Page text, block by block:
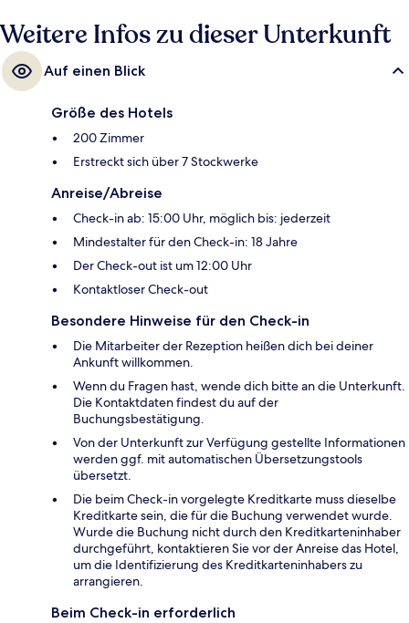
Weitere Infos zu dieser Unterkunft
Auf einen Blick
Größe des Hotels
200 Zimmer
Erstreckt sich über 7 Stockwerke
Anreise/Abreise
Check-in ab: 15:00 Uhr, möglich bis: jederzeit
Mindestalter für den Check-in: 18 Jahre
Der Check-out ist um 12:00 Uhr
Kontaktloser Check-out
Besondere Hinweise für den Check-in
Die Mitarbeiter der Rezeption heißen dich bei deiner
Ankunft willkommen.
Wenn du Fragen hast, wende dich bitte an die Unterkunft.
Die Kontaktdaten findest du auf der
Buchungsbestätigung.
Von der Unterkunft zur Verfügung gestellte Informationen
werden ggf. mit automatischen Übersetzungstools
übersetzt.
Die beim Check-in vorgelegte Kreditkarte muss dieselbe
Kreditkarte sein, die für die Buchung verwendet wurde.
Wurde die Buchung nicht durch den Kreditkarteninhaber
durchgeführt, kontaktieren Sie vor der Anreise das Hotel,
um die Identifizierung des Kreditkarteninhabers zu
arrangieren.
Beim Check-in erforderlich